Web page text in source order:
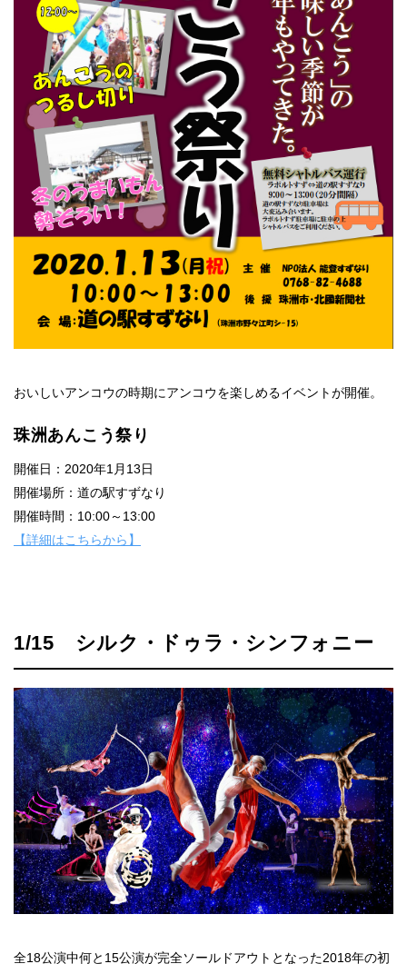
おいしいアンコウの時期にアンコウを楽しめるイベントが開催。
珠洲あんこう祭り
開催日：2020年1月13日
開催場所：道の駅すずなり
開催時間：10:00～13:00
【詳細はこちらから】
1/15 シルク・ドゥラ・シンフォニー
全18公演中何と15公演が完全ソールドアウトとなった2018年の初